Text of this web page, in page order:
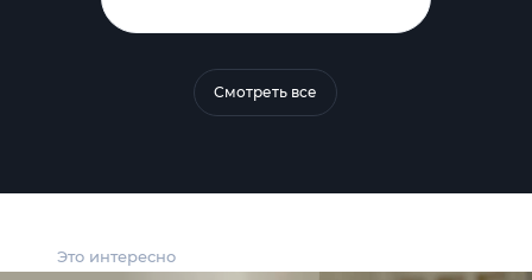
Это интересно
Смотреть все